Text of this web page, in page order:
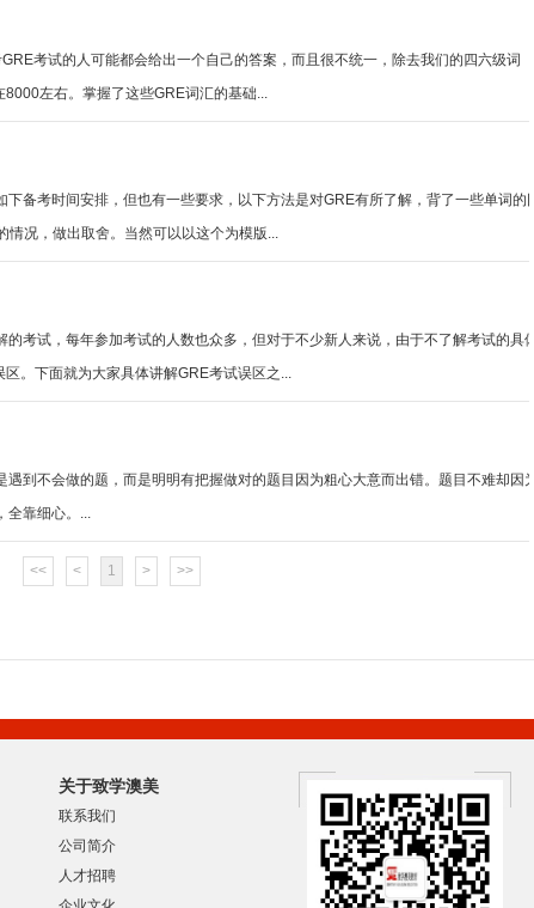
考试的人可能都会给出一个自己的答案，而且很不统一，除去我们的四六级词
左右。掌握了这些GRE词汇的基础...
备考时间安排，但也有一些要求，以下方法是对GRE有所了解，背了一些单词的同
情况，做出取舍。当然可以以这个为模版...
考试，每年参加考试的人数也众多，但对于不少新人来说，由于不了解考试的具体
。下面就为大家具体讲解GRE考试误区之...
到不会做的题，而是明明有把握做对的题目因为粗心大意而出错。题目不难却因为
全靠细心。...
<< < 1 > >>
关于致学澳美
联系我们
公司简介
人才招聘